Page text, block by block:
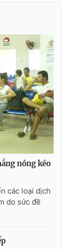
AI
nóng kéo
các loại dịch
do sức đề